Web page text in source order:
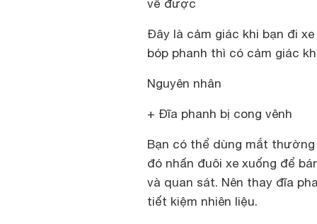
về được
Đây là cảm giác khi bạn đi
bóp phanh thì có cảm giác
Nguyên nhân
+ Đĩa phanh bị cong vênh
Bạn có thể dùng mắt
đó nhấn đuôi xe xuống để
và quan sát. Nên thay đĩa
tiết kiệm nhiên liệu.